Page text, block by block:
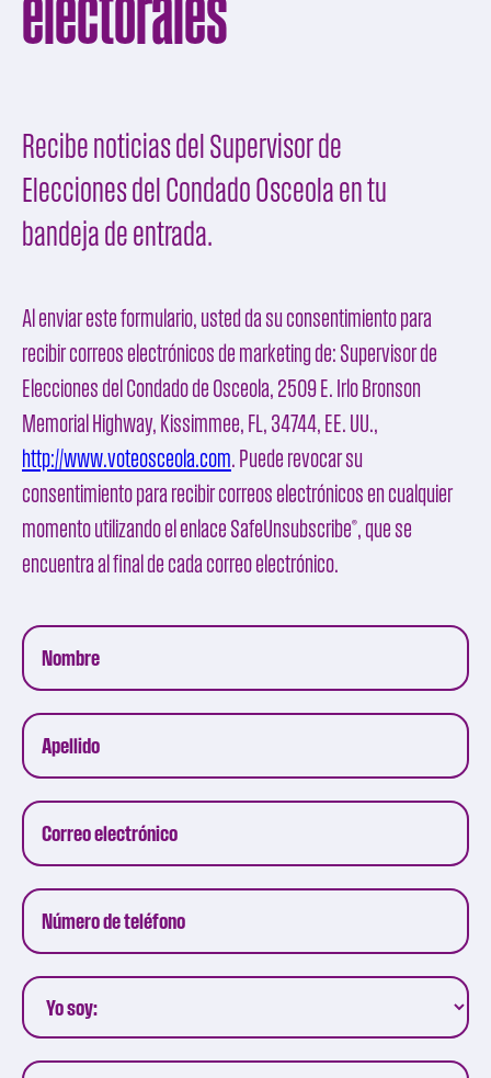
Recibe noticias del Supervisor de
Elecciones del Condado Osceola en tu
bandeja de entrada.
Al enviar este formulario, usted da su consentimiento para
recibir correos electrónicos de marketing de: Supervisor de
Elecciones del Condado de Osceola, 2509 E. Irlo Bronson
Memorial Highway, Kissimmee, FL, 34744, EE. UU.,
http://www.voteosceola.com. Puede revocar su
consentimiento para recibir correos electrónicos en cualquier
momento utilizando el enlace SafeUnsubscribe®, que se
encuentra al final de cada correo electrónico.